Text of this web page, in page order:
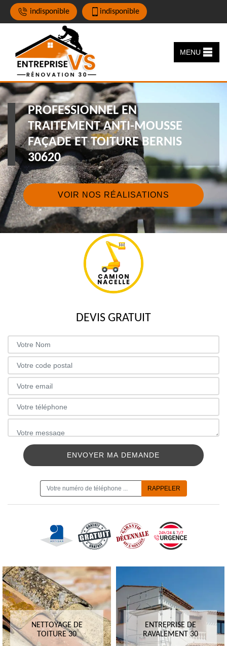
indisponible indisponible
MENU
PROFESSIONNEL EN
TRAITEMENT ANTI-MOUSSE
FAÇADE ET TOITURE BERNIS
30620
VOIR NOS RÉALISATIONS
DEVIS GRATUIT
NETTOYAGE DE
TOITURE 30
ENTREPRISE DE
RAVALEMENT 30